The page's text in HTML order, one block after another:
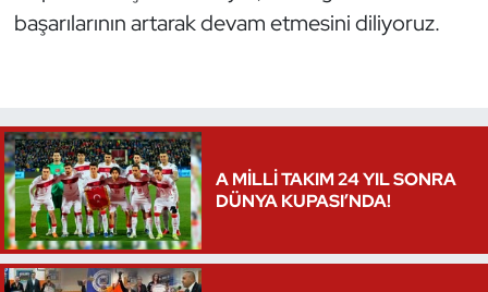
başarılarının artarak devam etmesini diliyoruz.
A MİLLİ TAKIM 24 YIL SONRA
DÜNYA KUPASI’NDA!